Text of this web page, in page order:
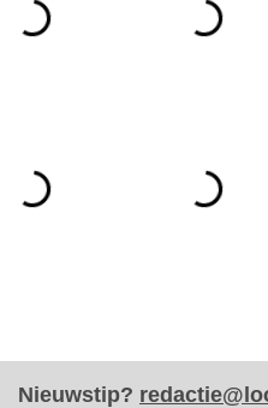
Nieuwstip?